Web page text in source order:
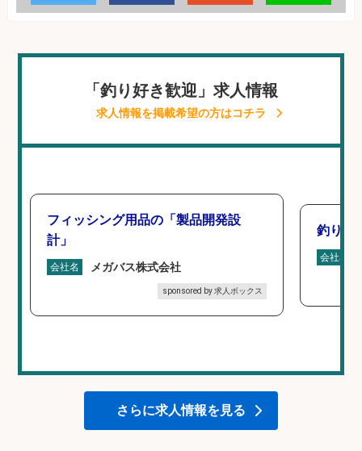
「釣り好き歓迎」求人情報
求人情報を掲載希望の方はコチラ
フィッシング用品の「製品開発設
計」
会社名 メガバス株式会社
sponsored by 求人ボックス
釣り具
会社名
さらに求人情報を見る